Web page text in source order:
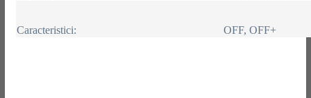
Caracteristici: OFF, OFF+